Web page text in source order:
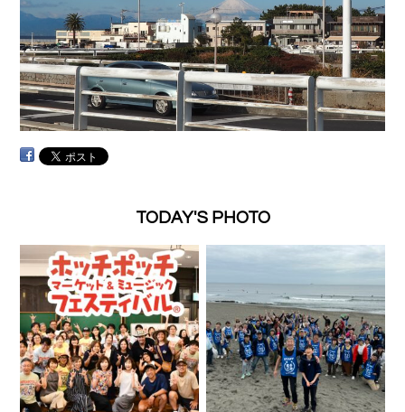
TODAY'S PHOTO